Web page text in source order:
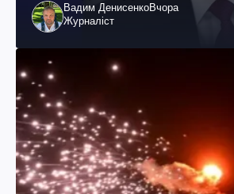
Вадим ДенисенкоВчора
Журналіст